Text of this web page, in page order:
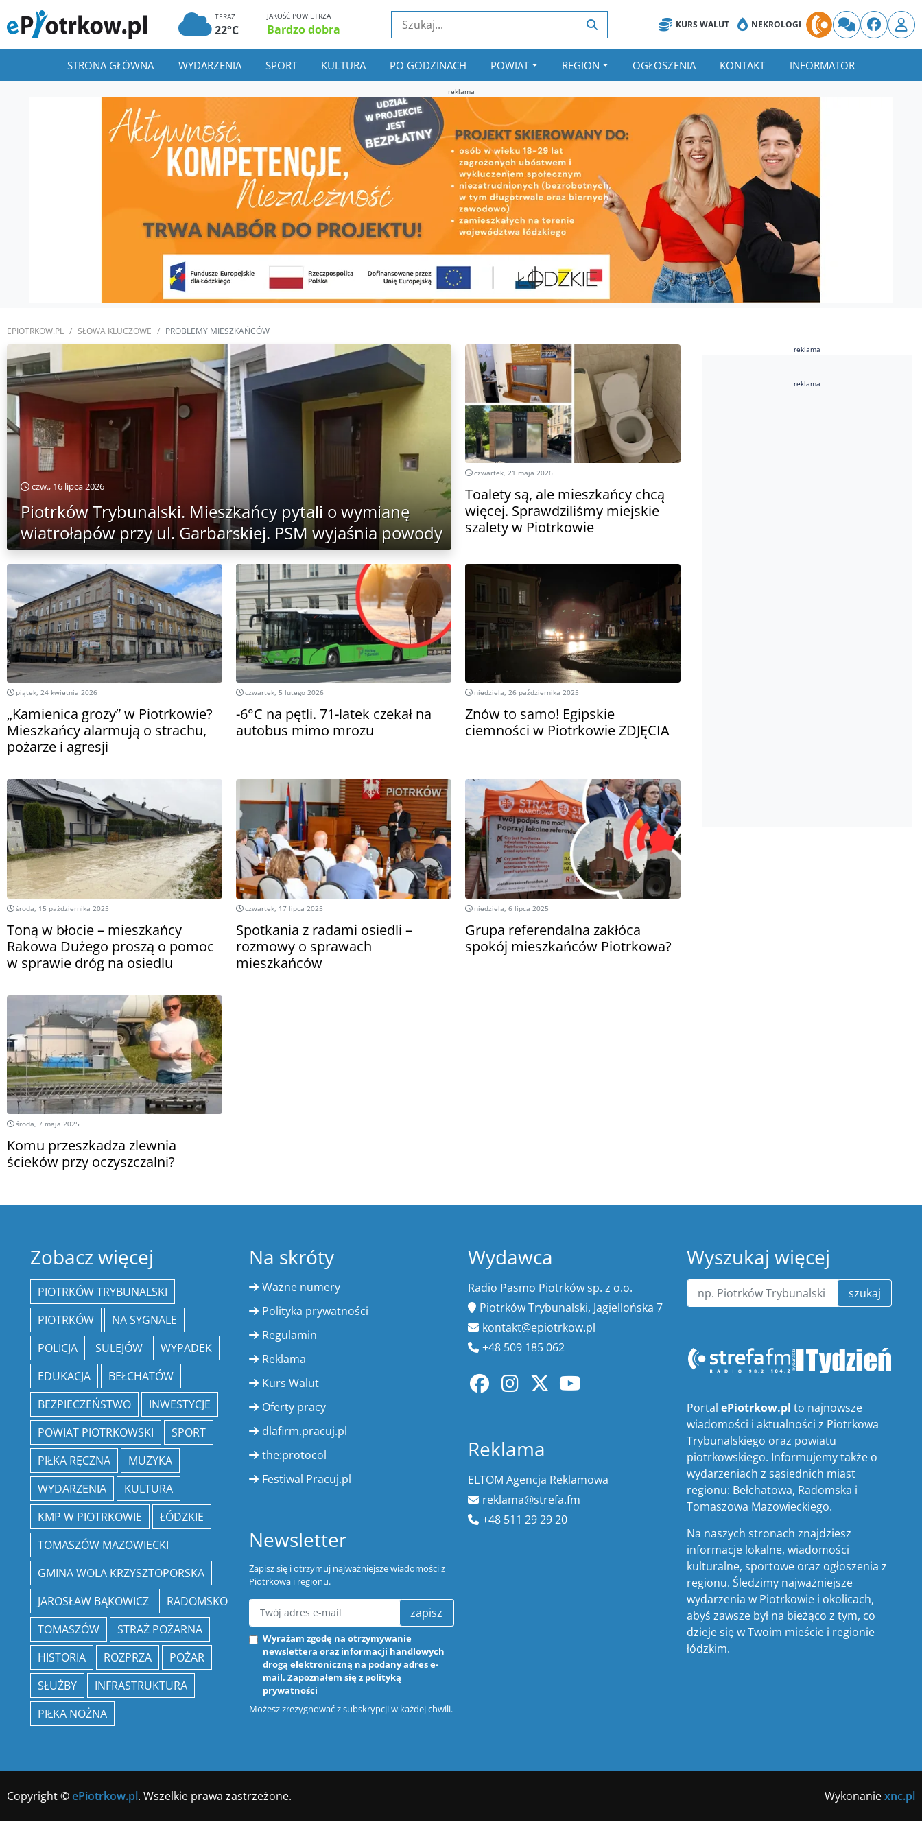
TERAZ
22°C
JAKOŚĆ POWIETRZA
Bardzo dobra KURS WALUT NEKROLOGI
STRONA GŁÓWNA WYDARZENIA SPORT KULTURA PO GODZINACH POWIAT REGION OGŁOSZENIA KONTAKT INFORMATOR
reklama
EPIOTRKOW.PL SŁOWA KLUCZOWE PROBLEMY MIESZKAŃCÓW
czw., 16 lipca 2026
Piotrków Trybunalski. Mieszkańcy pytali o wymianę
wiatrołapów przy ul. Garbarskiej. PSM wyjaśnia powody
czwartek, 21 maja 2026
Toalety są, ale mieszkańcy chcą
więcej. Sprawdziliśmy miejskie
szalety w Piotrkowie
piątek, 24 kwietnia 2026
„Kamienica grozy” w Piotrkowie?
Mieszkańcy alarmują o strachu,
pożarze i agresji
czwartek, 5 lutego 2026
-6°C na pętli. 71-latek czekał na
autobus mimo mrozu
niedziela, 26 października 2025
Znów to samo! Egipskie
ciemności w Piotrkowie ZDJĘCIA
środa, 15 października 2025
Toną w błocie – mieszkańcy
Rakowa Dużego proszą o pomoc
w sprawie dróg na osiedlu
czwartek, 17 lipca 2025
Spotkania z radami osiedli –
rozmowy o sprawach
mieszkańców
niedziela, 6 lipca 2025
Grupa referendalna zakłóca
spokój mieszkańców Piotrkowa?
środa, 7 maja 2025
Komu przeszkadza zlewnia
ścieków przy oczyszczalni?
reklama
reklama
Zobacz więcej
PIOTRKÓW TRYBUNALSKI
PIOTRKÓW
NA SYGNALE
POLICJA
SULEJÓW
WYPADEK
EDUKACJA
BEŁCHATÓW
BEZPIECZEŃSTWO
INWESTYCJE
POWIAT PIOTRKOWSKI
SPORT
PIŁKA RĘCZNA
MUZYKA
WYDARZENIA
KULTURA
KMP W PIOTRKOWIE
ŁÓDZKIE
TOMASZÓW MAZOWIECKI
GMINA WOLA KRZYSZTOPORSKA
JAROSŁAW BĄKOWICZ
RADOMSKO
TOMASZÓW
STRAŻ POŻARNA
HISTORIA
ROZPRZA
POŻAR
SŁUŻBY
INFRASTRUKTURA
PIŁKA NOŻNA
Na skróty
Ważne numery
Polityka prywatności
Regulamin
Reklama
Kurs Walut
Oferty pracy
dlafirm.pracuj.pl
the:protocol
Festiwal Pracuj.pl
Newsletter
Zapisz się i otrzymuj najważniejsze wiadomości z
Piotrkowa i regionu.
zapisz
Wyrażam zgodę na otrzymywanie
newslettera oraz informacji handlowych
drogą elektroniczną na podany adres e-
mail. Zapoznałem się z polityką
prywatności
Możesz zrezygnować z subskrypcji w każdej chwili.
Wydawca
Radio Pasmo Piotrków sp. z o.o.
Piotrków Trybunalski, Jagiellońska 7
kontakt@epiotrkow.pl
+48 509 185 062
Reklama
ELTOM Agencja Reklamowa
reklama@strefa.fm
+48 511 29 29 20
Wyszukaj więcej
szukaj
PortalePiotrkow.pl to najnowsze
wiadomości i aktualności z Piotrkowa
Trybunalskiego oraz powiatu
piotrkowskiego. Informujemy także o
wydarzeniach z sąsiednich miast
regionu: Bełchatowa, Radomska i
Tomaszowa Mazowieckiego.
Na naszych stronach znajdziesz
informacje lokalne, wiadomości
kulturalne, sportowe oraz ogłoszenia z
regionu. Śledzimy najważniejsze
wydarzenia w Piotrkowie i okolicach,
abyś zawsze był na bieżąco z tym, co
dzieje się w Twoim mieście i regionie
łódzkim.
Copyright ©ePiotrkow.pl. Wszelkie prawa zastrzeżone. Wykonaniexnc.pl